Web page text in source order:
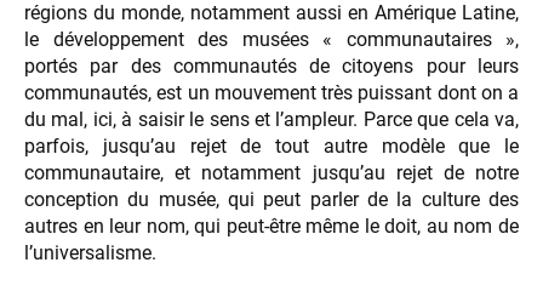
régions du monde, notamment aussi en Amérique Latine,
le développement des musées « communautaires »,
portés par des communautés de citoyens pour leurs
communautés, est un mouvement très puissant dont on a
du mal, ici, à saisir le sens et l’ampleur. Parce que cela va,
parfois, jusqu’au rejet de tout autre modèle que le
communautaire, et notamment jusqu’au rejet de notre
conception du musée, qui peut parler de la culture des
autres en leur nom, qui peut-être même le doit, au nom de
l’universalisme.